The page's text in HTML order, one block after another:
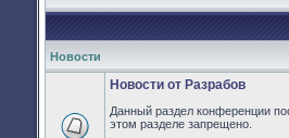
Новости
Новости от Разрабов
Данный раздел конференции
этом разделе запрещено.